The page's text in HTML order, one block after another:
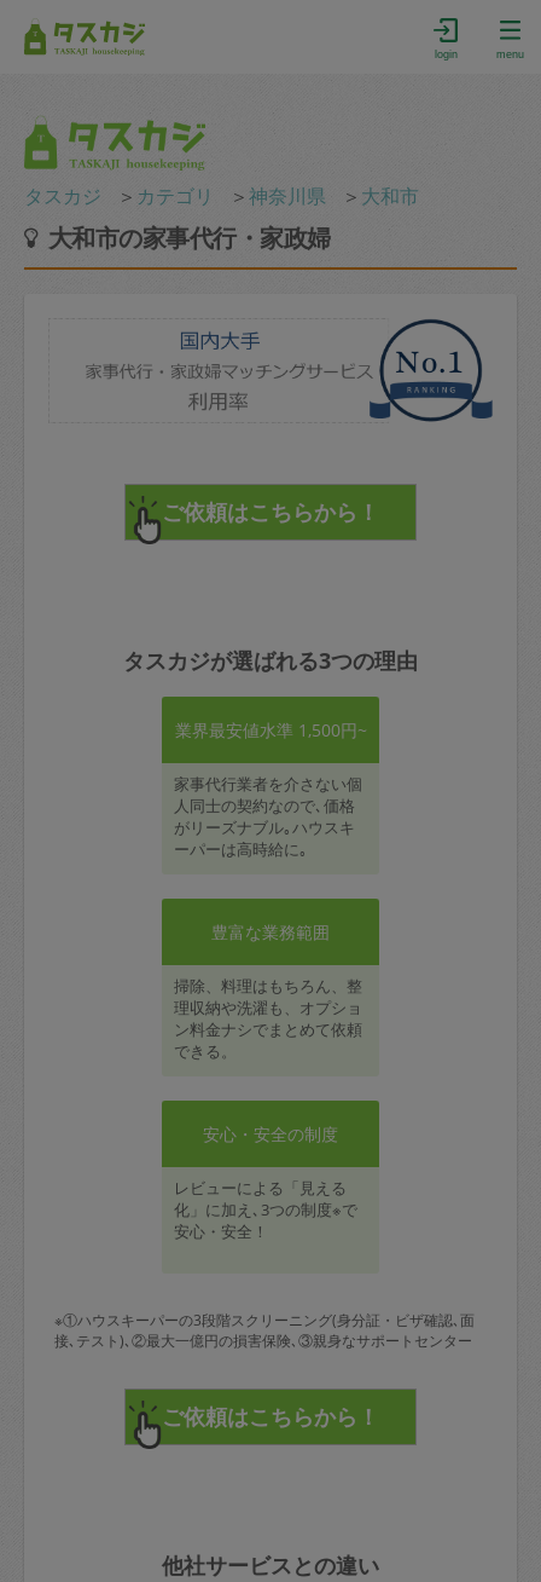
login menu
タスカジ ＞ カテゴリ ＞神奈川県 ＞ 大和市
大和市の家事代行・家政婦
タスカジが選ばれる3つの理由
業界最安値水準 1,500円~
家事代行業者を介さない個
人同士の契約なので､価格
がリーズナブル｡ハウスキ
ーパーは高時給に｡
豊富な業務範囲
掃除、料理はもちろん、整
理収納や洗濯も、オプショ
ン料金ナシでまとめて依頼
できる。
安心・安全の制度
レビューによる「見える
化」に加え､3つの制度※で
安心・安全！
※①ハウスキーパーの3段階スクリーニング(身分証・ビザ確認､面
接､テスト)､②最大一億円の損害保険､③親身なサポートセンター
他社サービスとの違い